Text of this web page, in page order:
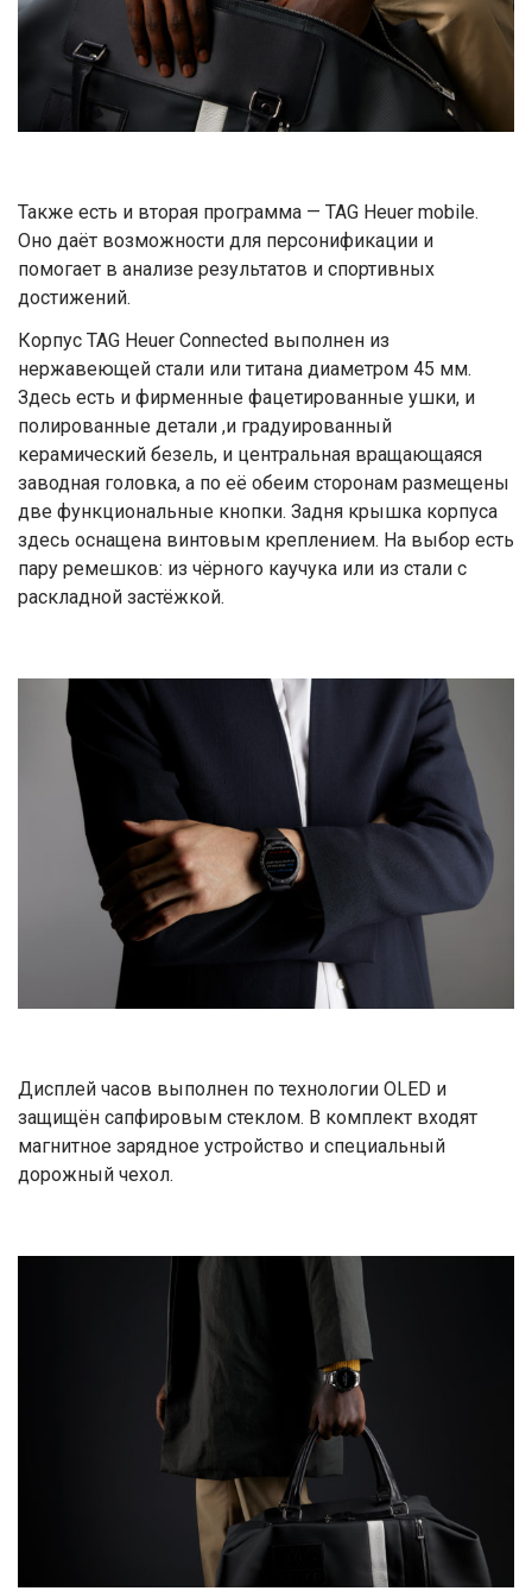
Также есть и вторая программа — TAG Heuer mobile.
Оно даёт возможности для персонификации и
помогает в анализе результатов и спортивных
достижений.
Корпус TAG Heuer Connected выполнен из
нержавеющей стали или титана диаметром 45 мм.
Здесь есть и фирменные фацетированные ушки, и
полированные детали ,и градуированный
керамический безель, и центральная вращающаяся
заводная головка, а по её обеим сторонам размещены
две функциональные кнопки. Задня крышка корпуса
здесь оснащена винтовым креплением. На выбор есть
пару ремешков: из чёрного каучука или из стали с
раскладной застёжкой.
Дисплей часов выполнен по технологии OLED и
защищён сапфировым стеклом. В комплект входят
магнитное зарядное устройство и специальный
дорожный чехол.